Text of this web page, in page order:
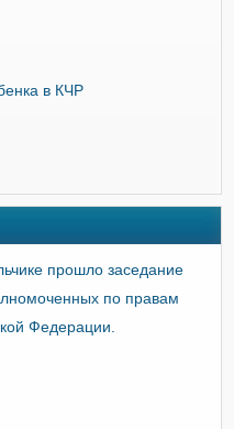
в КЧР
прошло заседание
по правам
Федерации.